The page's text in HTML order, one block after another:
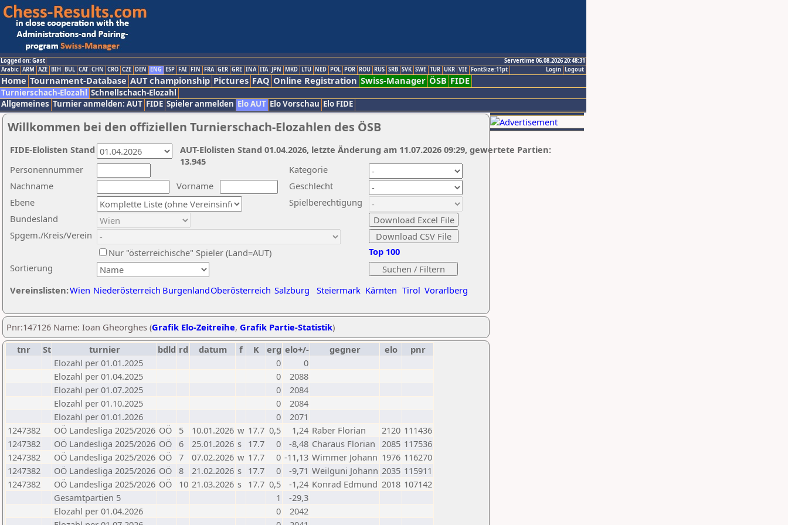
Logged on: Gast
Servertime 06.08.2026 20:48:31
Logout
Login
Arabic ARM AZE BIH BUL CAT CHN CRO CZE DEN ENG ESP FAI FIN FRA GER GRE INA ITA JPN MKD LTU NED POL POR ROU RUS SRB SVK SWE TUR UKR VIE FontSize:11pt
Home Tournament-Database AUT championship Pictures FAQ Online Registration Swiss-Manager ÖSB FIDE
Turnierschach-Elozahl Schnellschach-Elozahl
Allgemeines Turnier anmelden: AUT FIDE Spieler anmelden Elo AUT Elo Vorschau Elo FIDE
Willkommen bei den offiziellen Turnierschach-Elozahlen des ÖSB
Nachname
Vorname
Ebene
Kategorie
Sortierung
Personennummer
Bundesland
Spgem./Kreis/Verein
Geschlecht
Nur "österreichische" Spieler (Land=AUT)
Spielberechtigung
Vereinslisten:Wien Niederösterreich BurgenlandOberösterreich Salzburg Steiermark Kärnten Tirol Vorarlberg
Top 100
AUT-Elolisten Stand 01.04.2026, letzte Änderung am 11.07.2026 09:29, gewertete Partien:
13.945
FIDE-Elolisten Stand
Pnr:147126 Name: Ioan Gheorghes (Grafik Elo-Zeitreihe, Grafik Partie-Statistik)
tnr
St turnier bdld rd datum f K erg elo+/- gegner elo
pnr
Elozahl per 01.01.2025
0
0
Elozahl per 01.04.2025
0
2088
Elozahl per 01.07.2025
0
2084
Elozahl per 01.10.2025
0
2084
Elozahl per 01.01.2026
0
2071
1247382
OÖ Landesliga 2025/2026 OÖ 5 10.01.2026 w 17.7 0,5 1,24 Raber Florian 2120 111436
1247382
OÖ Landesliga 2025/2026 OÖ 6 25.01.2026 s 17.7 0 -8,48 Charaus Florian 2085 117536
1247382
OÖ Landesliga 2025/2026 OÖ 7 07.02.2026 w 17.7 0 -11,13 Wimmer Johann 1976 116270
1247382
OÖ Landesliga 2025/2026 OÖ 8 21.02.2026 s 17.7 0 -9,71 Weilguni Johann 2035 115911
1247382
OÖ Landesliga 2025/2026 OÖ 10 21.03.2026 s 17.7 0,5 -1,24 Konrad Edmund 2018 107142
Gesamtpartien 5
1
-29,3
Elozahl per 01.04.2026
0
2042